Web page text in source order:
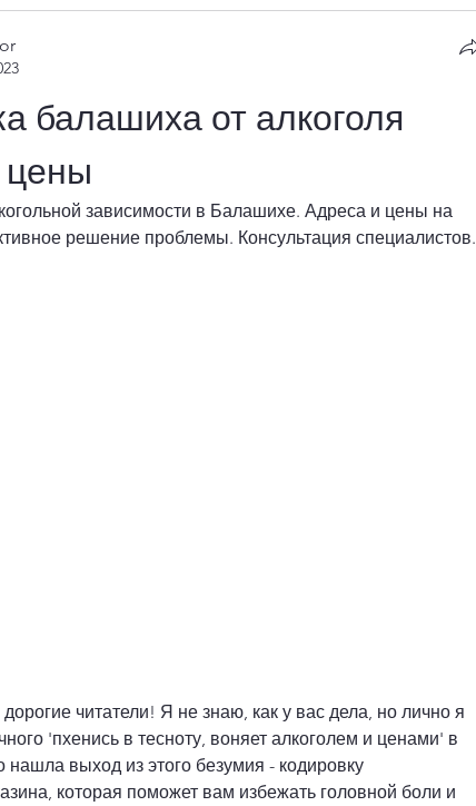
балашиха от алкоголя
цены
зависимости в Балашихе. Адреса и цены на
решение проблемы. Консультация специалистов.
читатели! Я не знаю, как у вас дела, но лично я
'пхенись в тесноту, воняет алкоголем и ценами' в
нашла выход из этого безумия - кодировку
которая поможет вам избежать головной боли и